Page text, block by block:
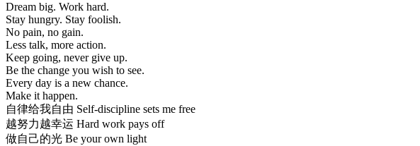
Dream big. Work hard.
Stay hungry. Stay foolish.
No pain, no gain.
Less talk, more action.
Keep going, never give up.
Be the change you wish to see.
Every day is a new chance.
Make it happen.
自律给我自由 Self-discipline sets me free
越努力越幸运 Hard work pays off
做自己的光 Be your own light